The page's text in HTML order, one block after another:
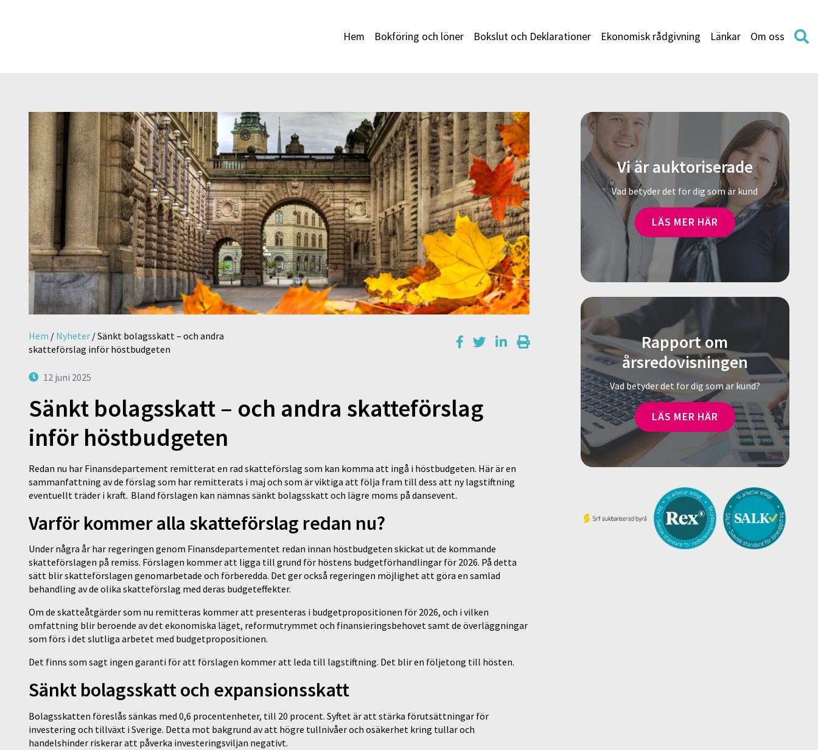
Hem Bokföring och löner Bokslut och Deklarationer Ekonomisk rådgivning Länkar Om oss
Hem / Nyheter /Sänkt bolagsskatt – och andra
skatteförslag inför höstbudgeten
12 juni 2025
Sänkt bolagsskatt – och andra skatteförslag
inför höstbudgeten
Redan nu har Finansdepartement remitterat en rad skatteförslag som kan komma att ingå i höstbudgeten. Här är en
sammanfattning av de förslag som har remitterats i maj och som är viktiga att följa fram till dess att ny lagstiftning
eventuellt träder i kraft. Bland förslagen kan nämnas sänkt bolagsskatt och lägre moms på dansevent.
Varför kommer alla skatteförslag redan nu?
Under några år har regeringen genom Finansdepartementet redan innan höstbudgeten skickat ut de kommande
skatteförslagen på remiss. Förslagen kommer att ligga till grund för höstens budgetförhandlingar för 2026. På detta
sätt blir skatteförslagen genomarbetade och förberedda. Det ger också regeringen möjlighet att göra en samlad
behandling av de olika skatteförslag med deras budgeteffekter.
Om de skatteåtgärder som nu remitteras kommer att presenteras i budgetpropositionen för 2026, och i vilken
omfattning blir beroende av det ekonomiska läget, reformutrymmet och finansieringsbehovet samt de överläggningar
som förs i det slutliga arbetet med budgetpropositionen.
Det finns som sagt ingen garanti för att förslagen kommer att leda till lagstiftning. Det blir en följetong till hösten.
Sänkt bolagsskatt och expansionsskatt
Bolagsskatten föreslås sänkas med 0,6 procentenheter, till 20 procent. Syftet är att stärka förutsättningar för
investering och tillväxt i Sverige. Detta mot bakgrund av att högre tullnivåer och osäkerhet kring tullar och
handelshinder riskerar att påverka investeringsviljan negativt.
Vi är auktoriserade
Vad betyder det för dig som är kund
LÄS MER HÄR
Rapport om
årsredovisningen
Vad betyder det för dig som är kund?
LÄS MER HÄR